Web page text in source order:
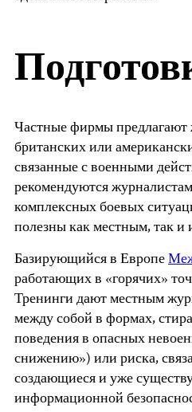
Частные фирмы предлагают
британских или
связанные с военными
рекомендуются
комплексных боевых
полезны как местным, так
Базирующийся в Европе
работающих в «горячих»
Тренинги дают местным
между собой в формах,
поведения в опасных
снижению») или риска,
создающиеся и уже
информационной